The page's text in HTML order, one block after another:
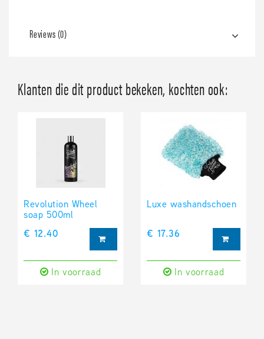
Reviews (0)
Klanten die dit product bekeken, kochten ook:
Revolution Wheel
soap 500ml
€ 12.40
In voorraad
Luxe washandschoen
€ 17.36
In voorraad